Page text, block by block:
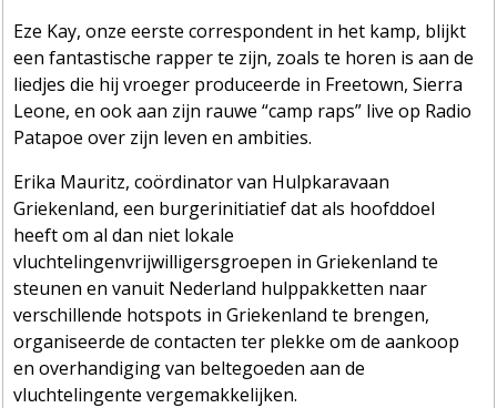
Eze Kay, onze eerste correspondent in het kamp, blijkt
een fantastische rapper te zijn, zoals te horen is aan de
liedjes die hij vroeger produceerde in Freetown, Sierra
Leone, en ook aan zijn rauwe “camp raps” live op Radio
Patapoe over zijn leven en ambities.
Erika Mauritz, coördinator van Hulpkaravaan
Griekenland, een burgerinitiatief dat als hoofddoel
heeft om al dan niet lokale
vluchtelingenvrijwilligersgroepen in Griekenland te
steunen en vanuit Nederland hulppakketten naar
verschillende hotspots in Griekenland te brengen,
organiseerde de contacten ter plekke om de aankoop
en overhandiging van beltegoeden aan de
vluchtelingente vergemakkelijken.